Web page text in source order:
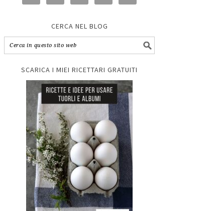
CERCA NEL BLOG
SCARICA I MIEI RICETTARI GRATUITI